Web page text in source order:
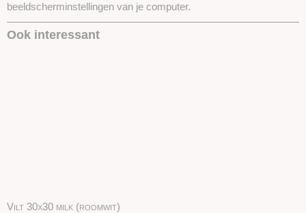
beeldscherminstellingen van je computer.
Ook interessant
Vilt 30x30 milk (roomwit)